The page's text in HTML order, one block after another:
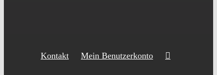
Kontakt Mein Benutzerkonto